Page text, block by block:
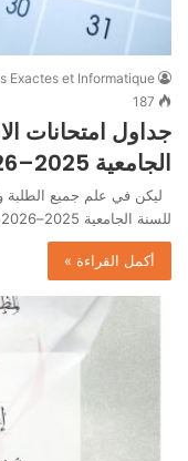
Exactes et Informatique
187
جداول امتحانات
الجامعية 2025–2026
ليكن في علم جميع الطلبة
للسنة الجامعية 2025–2026، سيتم تنظيم الامتحانات الخاصة…
أكمل القراءة »